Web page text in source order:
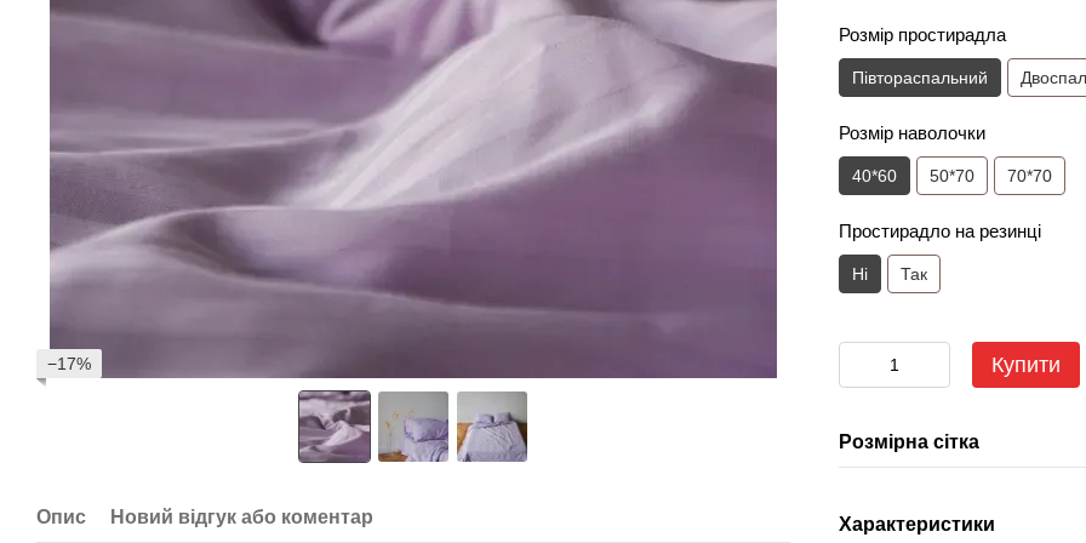
−17%
Опис Новий відгук або коментар
Розмір простирадла
Півтораспальний
Розмір наволочки
40*60 50*70 70*70
Простирадло на резинці
Ні Так
Купити
Розмірна сітка
Характеристики